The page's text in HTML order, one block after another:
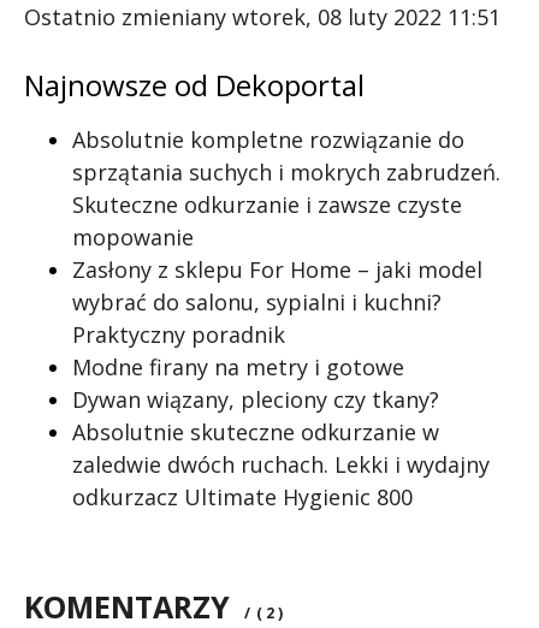
Ostatnio zmieniany wtorek, 08 luty 2022 11:51
Najnowsze od Dekoportal
Absolutnie kompletne rozwiązanie do
sprzątania suchych i mokrych zabrudzeń.
Skuteczne odkurzanie i zawsze czyste
mopowanie
Zasłony z sklepu For Home – jaki model
wybrać do salonu, sypialni i kuchni?
Praktyczny poradnik
Modne firany na metry i gotowe
Dywan wiązany, pleciony czy tkany?
Absolutnie skuteczne odkurzanie w
zaledwie dwóch ruchach. Lekki i wydajny
odkurzacz Ultimate Hygienic 800
KOMENTARZY / ( 2 )